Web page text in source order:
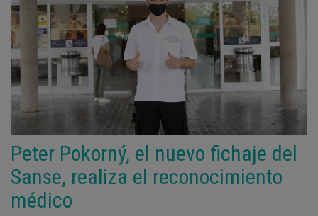
Peter Pokorný, el nuevo fichaje del
Sanse, realiza el reconocimiento
médico